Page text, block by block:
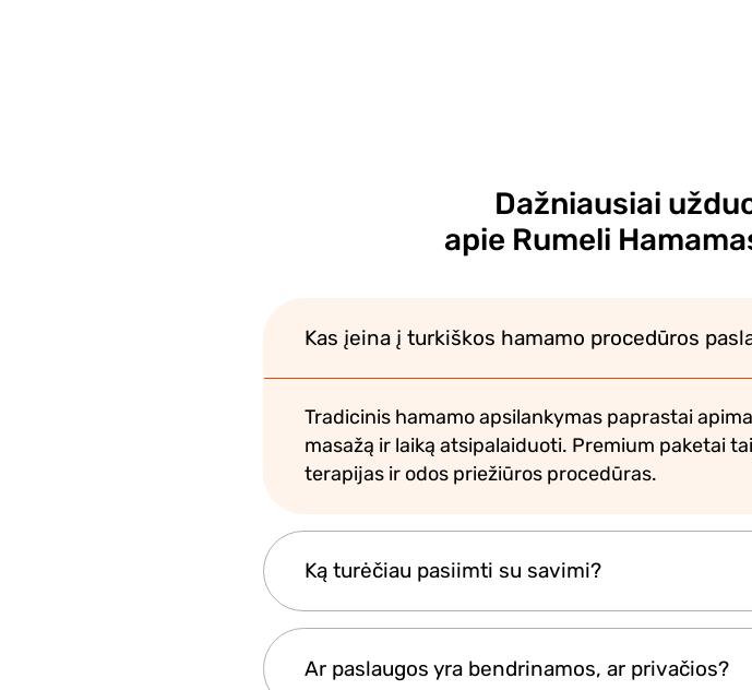
Dažniausiai
apie Rumeli
Kas įeina į turkiškos hamamo procedūros
Tradicinis hamamo apsilankymas paprastai
masažą ir laiką atsipalaiduoti. Premium paketai
terapijas ir odos priežiūros procedūras.
Ką turėčiau pasiimti su savimi?
patogius drabužius.
Ar paslaugos yra bendrinamos, ar privačios?